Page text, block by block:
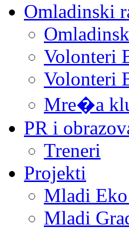
Omladinski
Volonteri
Volonteri
Mre�a
PR i
Treneri
Projekti
Mladi
Mladi